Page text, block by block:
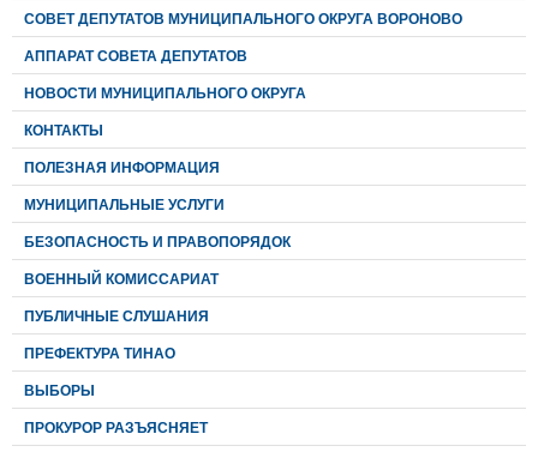
CОВЕТ ДЕПУТАТОВ МУНИЦИПАЛЬНОГО ОКРУГА ВОРОНОВО
АППАРАТ СОВЕТА ДЕПУТАТОВ
НОВОСТИ МУНИЦИПАЛЬНОГО ОКРУГА
КОНТАКТЫ
ПОЛЕЗНАЯ ИНФОРМАЦИЯ
МУНИЦИПАЛЬНЫЕ УСЛУГИ
БЕЗОПАСНОСТЬ И ПРАВОПОРЯДОК
ВОЕННЫЙ КОМИССАРИАТ
ПУБЛИЧНЫЕ СЛУШАНИЯ
ПРЕФЕКТУРА ТИНАО
ВЫБОРЫ
ПРОКУРОР РАЗЪЯСНЯЕТ